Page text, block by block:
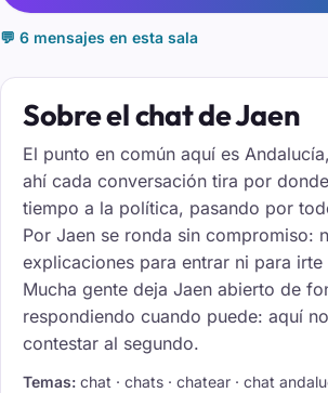
💬 6 mensajes en esta sala
Sobre el chat de Jaen
El punto en común aquí es
ahí cada conversación tira por
tiempo a la política, pasando por
Por Jaen se ronda sin compromiso:
explicaciones para entrar ni para
Mucha gente deja Jaen abierto de
respondiendo cuando puede: aquí
contestar al segundo.
Temas: chat · chats · chatear · chat